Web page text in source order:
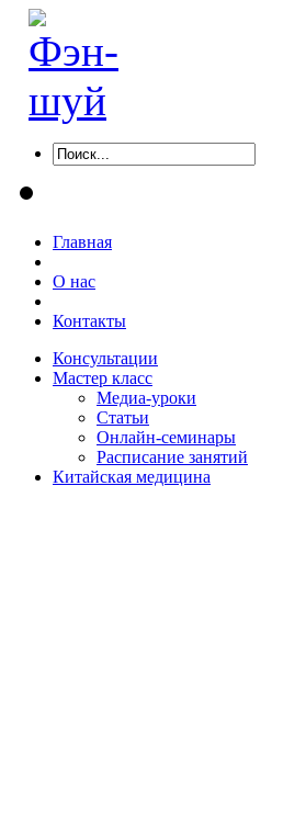
Главная
О нас
Контакты
Консультации
Мастер класс
Медиа-уроки
Статьи
Онлайн-семинары
Расписание занятий
Китайская медицина